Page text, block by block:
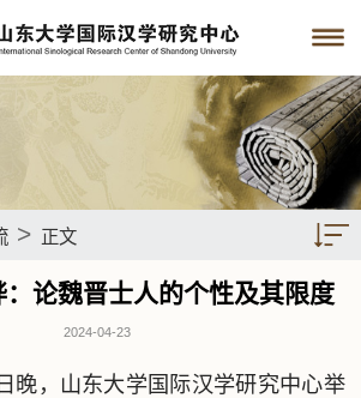
> 正文
论魏晋士人的个性及其限度
2024-04-23
晚，山东大学国际汉学研究中心举